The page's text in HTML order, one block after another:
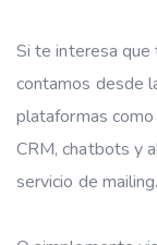
Si te interesa que
contamos desde
plataformas como
CRM, chatbots y
servicio de mailing.